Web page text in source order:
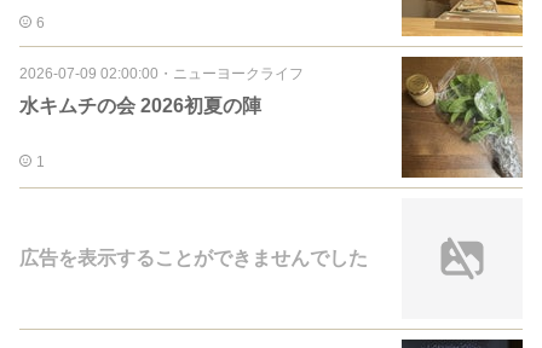
6
2026-07-09 02:00:00 ・ ニューヨークライフ
水キムチの会 2026初夏の陣
1
広告を表示することができませんでした